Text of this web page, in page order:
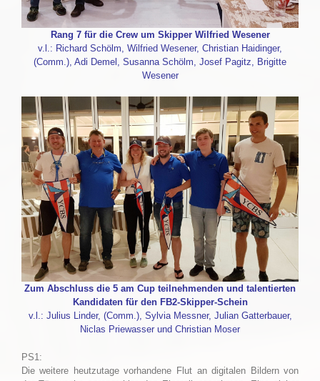
Rang 7 für die Crew um Skipper Wilfried Wesener
v.l.: Richard Schölm, Wilfried Wesener, Christian Haidinger,
(Comm.), Adi Demel, Susanna Schölm, Josef Pagitz, Brigitte
Wesener
Zum Abschluss die 5 am Cup teilnehmenden und talentierten
Kandidaten für den FB2-Skipper-Schein
v.l.: Julius Linder, (Comm.), Sylvia Messner, Julian Gatterbauer,
Niclas Priewasser und Christian Moser
PS1:
Die weitere heutzutage vorhandene Flut an digitalen Bildern von